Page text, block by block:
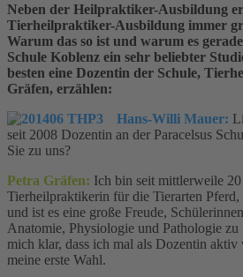
Neben der Heilpraktiker-Ausbildung
Tierheilpraktiker-Ausbildung immer
Warum das so ist und warum es
Schule Koblenz ein sehr beliebter
besten eine Dozentin der Schule,
Gräfen, erzählen:
Hans-Willi Mauer:
seit 2008 Dozentin an der Paracelsus
Sie zu uns?
Petra Gräfen: Ich bin seit mittlerweile
Tierheilpraktikerin für die Tierarten
und ist es eine große Freude,
Anatomie, Physiologie und Pathologie
mich klar, dass ich mal als Dozentin aktiv
meine erste Wahl.